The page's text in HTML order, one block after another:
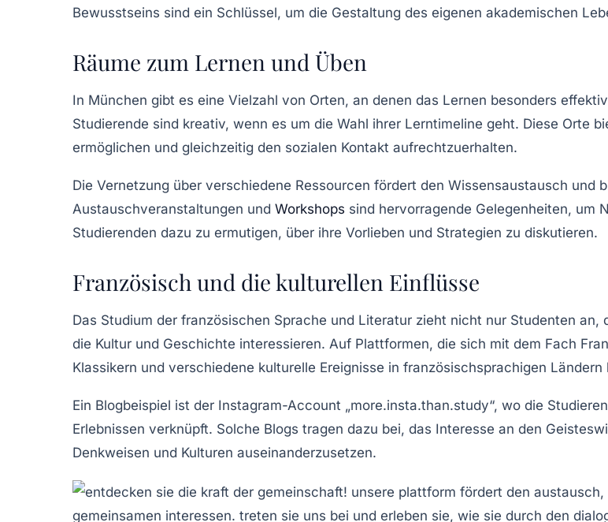
Bewusstseins sind ein Schlüssel, um die Gestaltung des eigenen akademischen
Räume zum Lernen und Üben
In München gibt es eine Vielzahl von Orten, an denen das Lernen besonders
Studierende sind kreativ, wenn es um die Wahl ihrer Lerntimeline geht. Diese Orte
ermöglichen und gleichzeitig den sozialen Kontakt aufrechtzuerhalten.
Die Vernetzung über verschiedene Ressourcen fördert den Wissensaustausch und
Austauschveranstaltungen und Workshops sind hervorragende Gelegenheiten, um
Studierenden dazu zu ermutigen, über ihre Vorlieben und Strategien zu diskutieren.
Französisch und die kulturellen Einflüsse
Das Studium der französischen Sprache und Literatur zieht nicht nur Studenten an,
die Kultur und Geschichte interessieren. Auf Plattformen, die sich mit dem Fach
Klassikern und verschiedene kulturelle Ereignisse in französischsprachigen Ländern
Ein Blogbeispiel ist der Instagram-Account „more.insta.than.study“, wo die
Erlebnissen verknüpft. Solche Blogs tragen dazu bei, das Interesse an den
Denkweisen und Kulturen auseinanderzusetzen.